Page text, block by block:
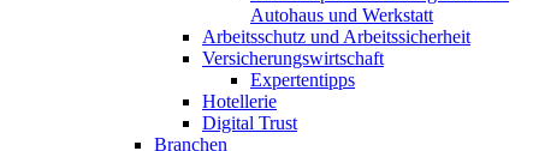
Autohaus und Werkstatt
Arbeitsschutz und Arbeitssicherheit
Versicherungswirtschaft
Expertentipps
Hotellerie
Digital Trust
Branchen